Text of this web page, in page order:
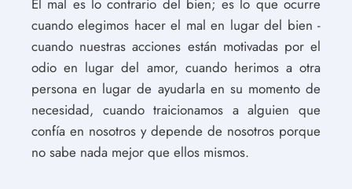
cuando elegimos hacer el mal en lugar del bien -
cuando nuestras acciones están motivadas por el
odio en lugar del amor, cuando herimos a otra
persona en lugar de ayudarla en su momento de
necesidad, cuando traicionamos a alguien que
confía en nosotros y depende de nosotros porque
no sabe nada mejor que ellos mismos.